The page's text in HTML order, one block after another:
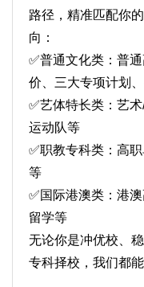
路径，精准匹配你
向：
✅普通文化类：普
价、三大专项计划
✅艺体特长类：艺
运动队等
✅职教专科类：高
等
✅国际港澳类：港
留学等
无论你是冲优校、
专科择校，我们都